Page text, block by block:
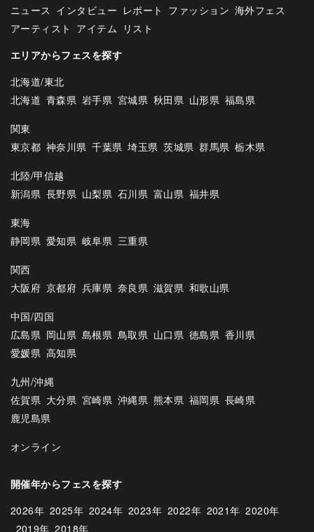
ニュース インタビュー レポート ファッション 海外フェス
アーティスト アイテム リスト
エリアからフェスを探す
北海道/東北
北海道 青森県 岩手県 宮城県 秋田県 山形県 福島県
関東
東京都 神奈川県 千葉県 埼玉県 茨城県 群馬県 栃木県
北陸/甲信越
新潟県 長野県 山梨県 石川県 富山県 福井県
東海
静岡県 愛知県 岐阜県 三重県
関西
大阪府 京都府 兵庫県 奈良県 滋賀県 和歌山県
中国/四国
広島県 岡山県 島根県 鳥取県 山口県 徳島県 香川県
愛媛県 高知県
九州/沖縄
佐賀県 大分県 宮崎県 沖縄県 熊本県 福岡県 長崎県
鹿児島県
オンライン
開催年からフェスを探す
2026年 2025年 2024年 2023年 2022年 2021年 2020年
2019年 2018年